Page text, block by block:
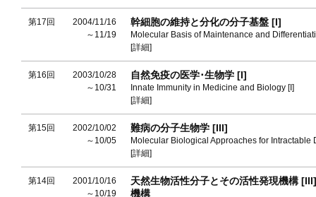
第17回
2004/11/16
～11/19
幹細胞の維持と分化の分子基盤 [I]
Molecular Basis of Maintenance and
[詳細]
第16回
2003/10/28
～10/31
自然免疫の医学･生物学 [I]
Innate Immunity in Medicine and Biology [I]
[詳細]
第15回
2002/10/02
～10/05
難病の分子生物学 [III]
Molecular Biological Approaches for Intractable
[詳細]
第14回
2001/10/16
～10/19
天然生物活性分子とその活性発現機構
機構